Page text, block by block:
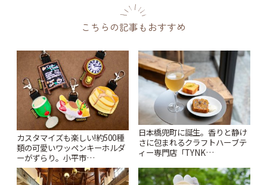
こちらの記事もおすすめ
カスタマイズも楽しい!約500種
類の可愛いワッペンキーホルダ
ーがずらり。小平市
「Kimamaya T&K」 | ことりっ
ぷ
日本橋兜町に誕生。香りと静け
さに包まれるクラフトハーブテ
ィー専門店「TYNK